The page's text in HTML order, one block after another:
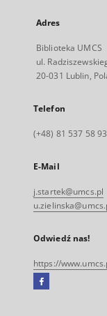
Adres
Biblioteka UMCS
ul.
20-031 Lublin,
Telefon
(+48) 81 537 58 93
E-Mail
j.startek@umcs.pl
Odwiedź nas!
https://
Facebook